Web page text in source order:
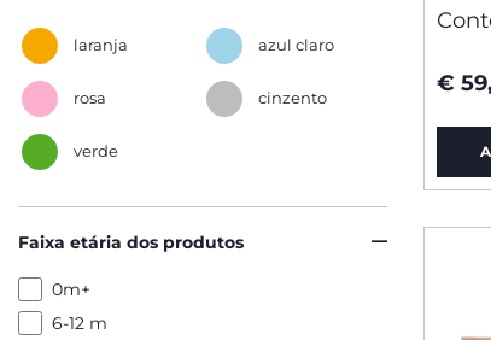
laranja azul claro
rosa cinzento
verde
Faixa etária dos produtos
0m+
6-12 m
€